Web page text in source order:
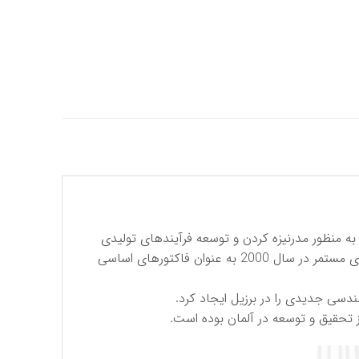
شرکت فرسا تولید کننده انواع بلبرینگ و رولبرینگ در سال 1968 شروع به فعالیت کرد. مشارکت با شرکای جدید در سال 2001 به منظور مدرنیزه کردن و توسعه فرآیندهای تولیدی
ضروری به نظر می رسید که این امر به ساخت یک کارخانه جدید در زاراگوزا ختم شد ، ایجاد استراتژی‌های جدید به همراه نوآوری مستمر در سال 2000 به عنوان فاکتورهای اساسی